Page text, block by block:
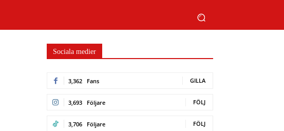
Sociala medier
3,362 Fans GILLA
3,693 Följare FÖLJ
3,706 Följare FÖLJ